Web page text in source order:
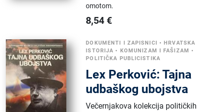
omotom.
8,54 €
DOKUMENTI I ZAPISNICI •HRVATSKA
ISTORIJA • KOMUNIZAM I FAŠIZAM •
POLITIČKA PUBLICISTIKA
Lex Perković: Tajna
udbaškog ubojstva
Večernjakova kolekcija političkih